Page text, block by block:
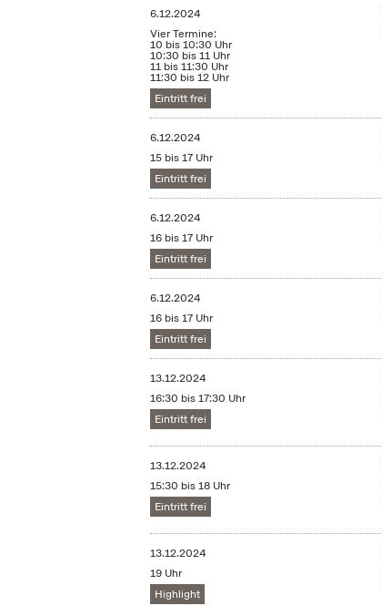
6.12.2024
Vier Termine:
10 bis 10:30 Uhr
10:30 bis 11 Uhr
11 bis 11:30 Uhr
11:30 bis 12 Uhr
Eintritt frei
6.12.2024
15 bis 17 Uhr
Eintritt frei
6.12.2024
16 bis 17 Uhr
Eintritt frei
6.12.2024
16 bis 17 Uhr
Eintritt frei
13.12.2024
16:30 bis 17:30 Uhr
Eintritt frei
13.12.2024
15:30 bis 18 Uhr
Eintritt frei
13.12.2024
19 Uhr
Highlight